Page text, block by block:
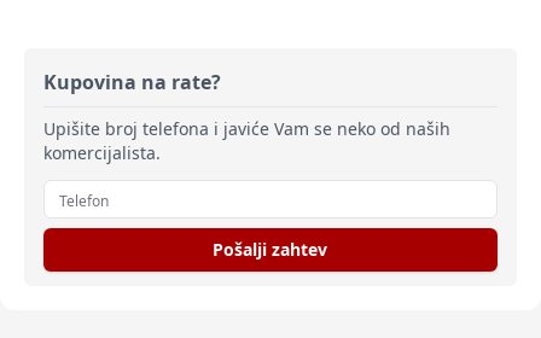
Kupovina na rate?
Upišite broj telefona i javiće Vam se neko od naših
komercijalista.
Pošalji zahtev